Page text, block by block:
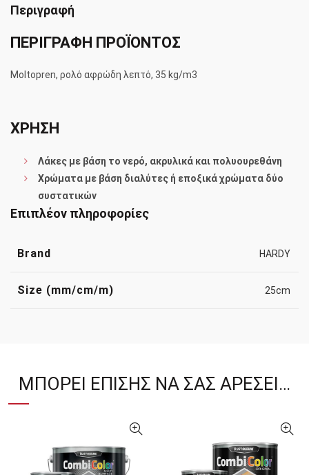
Περιγραφή
ΠΕΡΙΓΡΑΦΗ ΠΡΟΪΟΝΤΟΣ
Moltopren, ρολό αφρώδη λεπτό, 35 kg/m3
ΧΡΗΣΗ
Λάκες με βάση το νερό, ακρυλικά και πολυουρεθάνη
Χρώματα με βάση διαλύτες ή εποξικά χρώματα δύο
συστατικών
Επιπλέον πληροφορίες
Brand HARDY
Size (mm/cm/m) 25cm
ΜΠΟΡΕΊ ΕΠΊΣΗΣ ΝΑ ΣΑΣ ΑΡΈΣΕΙ…